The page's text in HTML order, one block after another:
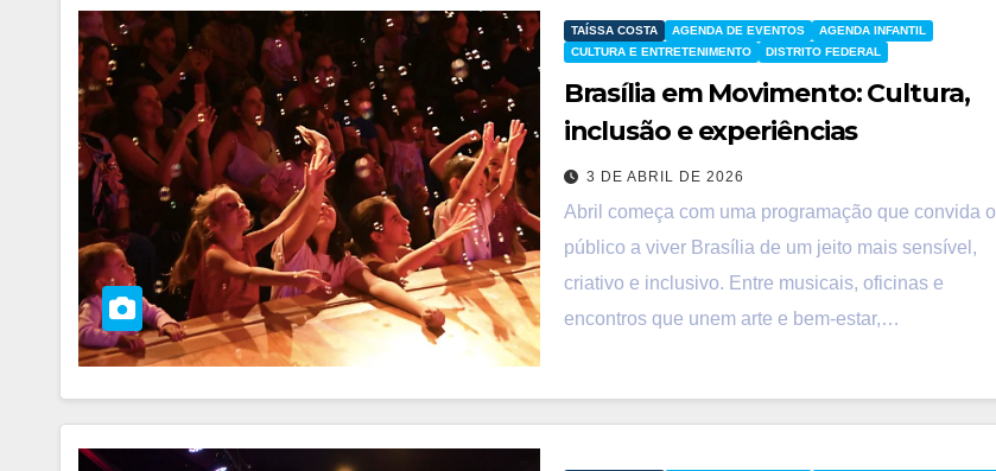
TAÍSSA COSTA AGENDA DE EVENTOS
AGENDA INFANTIL
CULTURA E ENTRETENIMENTO
DISTRITO FEDERAL
Brasília em Movimento: Cultura,
inclusão e experiências
3 DE ABRIL DE 2026
Abril começa com uma programação que convida o
público a viver Brasília de um jeito mais sensível,
criativo e inclusivo. Entre musicais, oficinas e
encontros que unem arte e bem-estar,…